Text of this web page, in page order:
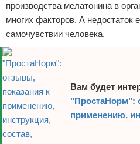
производства мелатонина в
многих факторов. А недостаток
самочувствии человека.
Вам будет
"ПростаНорм":
применению,